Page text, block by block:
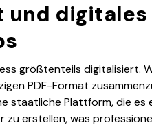
und
größtenteils digitalisiert.
PDF-Format
staatliche Plattform, die es
zu erstellen, was